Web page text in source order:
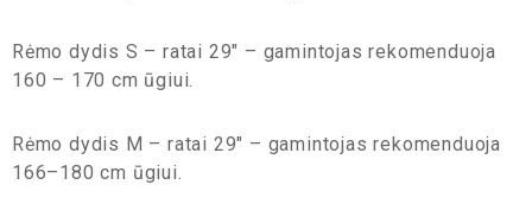
Rėmo dydis S – ratai 29″ – gamintojas rekomenduoja
160 – 170 cm ūgiui.
Rėmo dydis M – ratai 29″ – gamintojas rekomenduoja
166–180 cm ūgiui.